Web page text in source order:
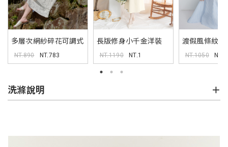
多層次網紗碎花可調式
吊帶洋裝
NT.890 NT.783
長版修身小千金洋裝
MISS
NT.1190 NT.1
渡假風條紋
長洋裝
NT.1050 NT.1
洗滌說明